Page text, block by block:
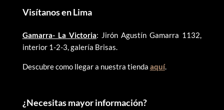
Visítanos en Lima
Gamarra- La Victoria: Jirón Agustín Gamarra 1132,
interior 1-2-3, galería Brisas.
Descubre como llegar a nuestra tienda aquí.
¿Necesitas mayor información?